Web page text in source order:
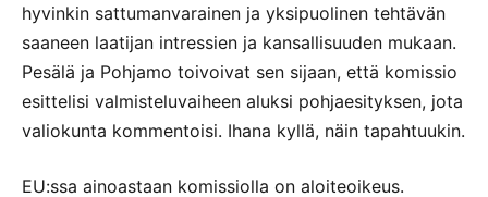
hyvinkin sattumanvarainen ja yksipuolinen tehtävän
saaneen laatijan intressien ja kansallisuuden mukaan.
Pesälä ja Pohjamo toivoivat sen sijaan, että komissio
esittelisi valmisteluvaiheen aluksi pohjaesityksen, jota
valiokunta kommentoisi. Ihana kyllä, näin tapahtuukin.
EU:ssa ainoastaan komissiolla on aloiteoikeus.